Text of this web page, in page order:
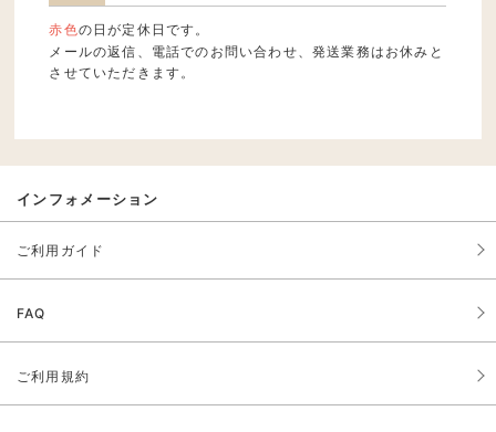
赤色の日が定休日です。
メールの返信、電話でのお問い合わせ、発送業務はお休みと
させていただきます。
インフォメーション
ご利用ガイド
FAQ
ご利用規約